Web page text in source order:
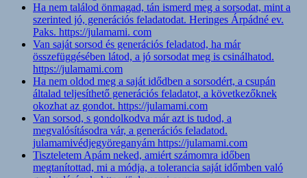
Ha nem találod önmagad, tán ismerd meg a sorsodat, mint a
szerinted jó, generációs feladatodat. Heringes Árpádné ev.
Paks. https://julamami. com
Van saját sorsod és generációs feladatod, ha már
összefüggésében látod, a jó sorsodat meg is csinálhatod.
https://julamami.com
Ha nem oldod meg a saját idődben a sorsodért, a csupán
általad teljesíthető generációs feladatot, a következőknek
okozhat az gondot. https://julamami.com
Van sorsod, s gondolkodva már azt is tudod, a
megvalósításodra vár, a generációs feladatod.
julamamivédjegyöreganyám https://julamami.com
Tiszteletem Apám neked, amiért számomra időben
megtanítottad, mi a módja, a tolerancia saját időmben való